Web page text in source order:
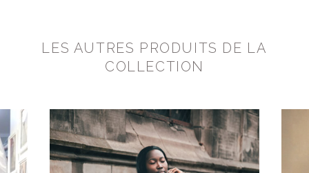
LES AUTRES PRODUITS DE LA
COLLECTION